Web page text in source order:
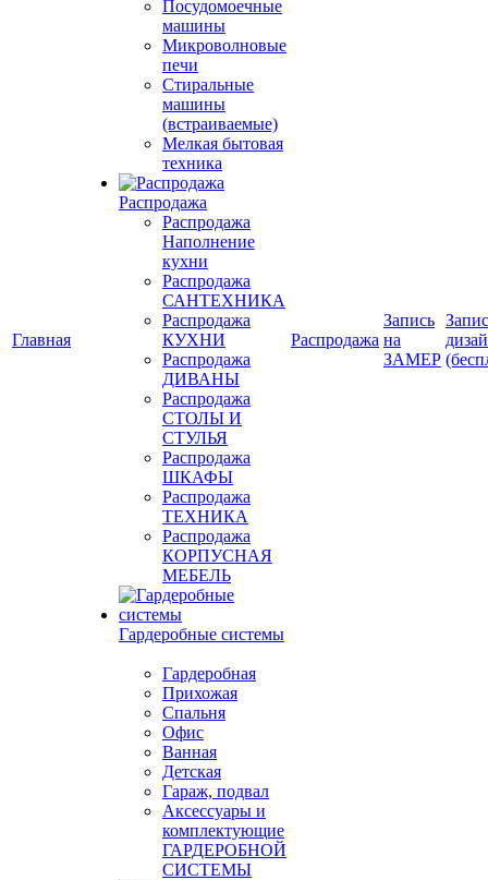
Главная
Посудомоечные
машины
Микроволновые
печи
Стиральные
машины
(встраиваемые)
Мелкая бытовая
техника
Распродажа
Распродажа
Наполнение
кухни
Распродажа
САНТЕХНИКА
Распродажа
КУХНИ
Распродажа
ДИВАНЫ
Распродажа
СТОЛЫ И
СТУЛЬЯ
Распродажа
ШКАФЫ
Распродажа
ТЕХНИКА
Распродажа
КОРПУСНАЯ
МЕБЕЛЬ
Гардеробные системы
Гардеробная
Прихожая
Спальня
Офис
Ванная
Детская
Гараж, подвал
Аксессуары и
комплектующие
ГАРДЕРОБНОЙ
СИСТЕМЫ
Распродажа
Запись
на
ЗАМЕР